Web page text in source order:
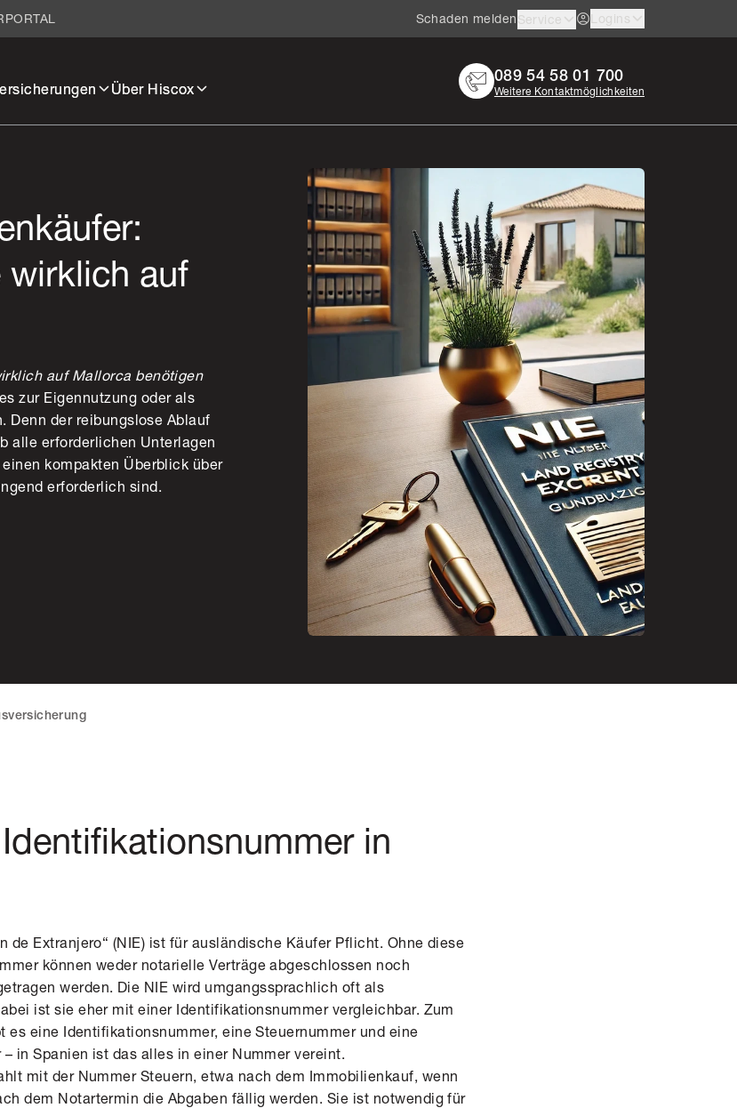
Über Hiscox
089 54 58 01 700
Weitere Kontaktmöglichkeiten
Schaden meldenService Logins
wirklich auf
auf Mallorca benötigen
zur Eigennutzung oder als
Denn der reibungslose Ablauf
alle erforderlichen Unterlagen
kompakten Überblick über
erforderlich sind.
in
de Extranjero“ (NIE) ist für ausländische Käufer Pflicht. Ohne diese
können weder notarielle Verträge abgeschlossen noch
werden. Die NIE wird umgangssprachlich oft als
ist sie eher mit einer Identifikationsnummer vergleichbar. Zum
es eine Identifikationsnummer, eine Steuernummer und eine
in Spanien ist das alles in einer Nummer vereint.
mit der Nummer Steuern, etwa nach dem Immobilienkauf, wenn
dem Notartermin die Abgaben fällig werden. Sie ist notwendig für